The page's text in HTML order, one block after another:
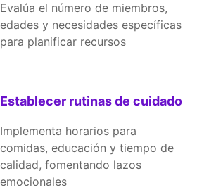
Evalúa el número de miembros,
edades y necesidades específicas
para planificar recursos
Establecer rutinas de cuidado
Implementa horarios para
comidas, educación y tiempo de
calidad, fomentando lazos
emocionales